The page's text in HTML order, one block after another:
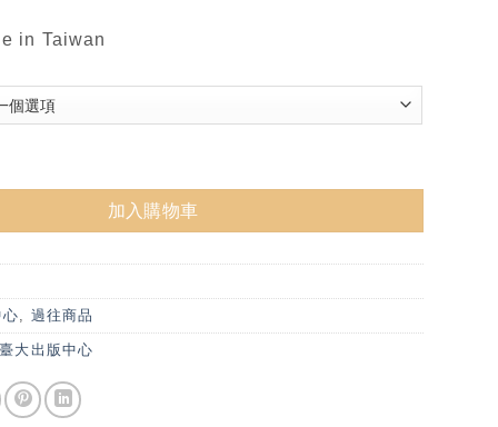
in Taiwan
加入購物車
, 過往商品
臺大出版中心